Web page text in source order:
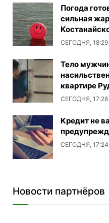
Погода
сильная
СЕГОДНЯ, 18:29
Тело
квартире
СЕГОДНЯ, 17:28
Кредит не
СЕГОДНЯ, 17:24
Новости партнёров